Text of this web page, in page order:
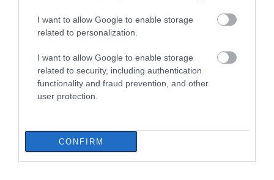
I want to allow Google to enable storage
related to personalization.
I want to allow Google to enable storage
related to security, including authentication
functionality and fraud prevention, and other
user protection.
CONFIRM